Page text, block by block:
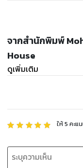
จากสำนักพิมพ์
House
ดูเพิ่มเติม
ให้5 คะแ